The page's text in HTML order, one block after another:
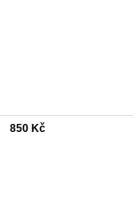
850 Kč